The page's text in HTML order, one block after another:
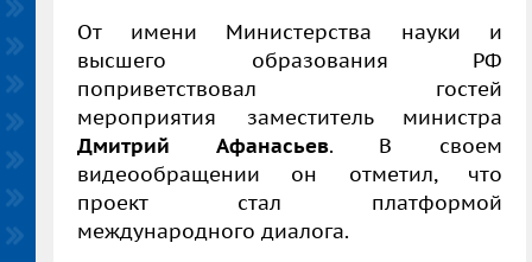
От имени Министерства науки и
высшего образования РФ
поприветствовал гостей
мероприятия заместитель министра
Дмитрий Афанасьев. В своем
видеообращении он отметил, что
проект стал платформой
международного диалога.